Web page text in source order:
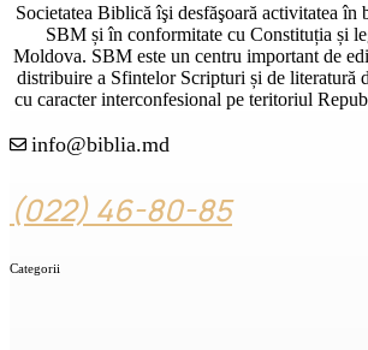
Societatea Biblică îşi desfăşoară activitatea în
SBM și în conformitate cu Constituția și
Moldova. SBM este un centru important de
distribuire a Sfintelor Scripturi și de literatură
cu caracter interconfesional pe teritoriul
info@biblia.md
(022) 46-80-85
Categorii